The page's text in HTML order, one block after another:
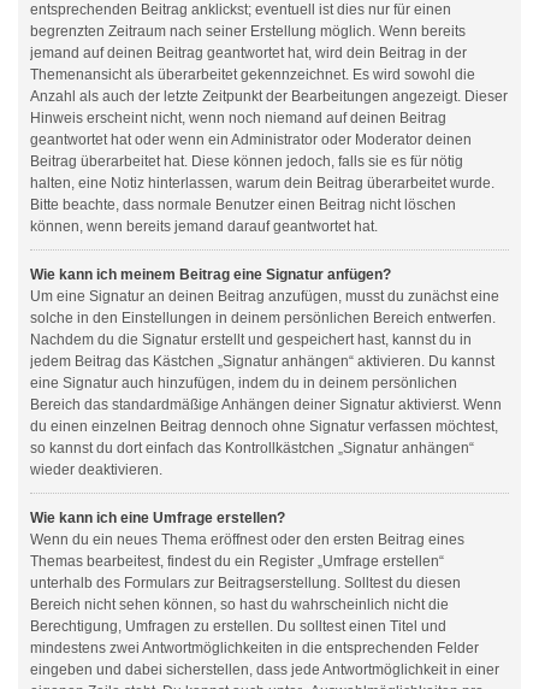
entsprechenden Beitrag anklickst; eventuell ist dies nur für einen
begrenzten Zeitraum nach seiner Erstellung möglich. Wenn bereits
jemand auf deinen Beitrag geantwortet hat, wird dein Beitrag in der
Themenansicht als überarbeitet gekennzeichnet. Es wird sowohl die
Anzahl als auch der letzte Zeitpunkt der Bearbeitungen angezeigt. Dieser
Hinweis erscheint nicht, wenn noch niemand auf deinen Beitrag
geantwortet hat oder wenn ein Administrator oder Moderator deinen
Beitrag überarbeitet hat. Diese können jedoch, falls sie es für nötig
halten, eine Notiz hinterlassen, warum dein Beitrag überarbeitet wurde.
Bitte beachte, dass normale Benutzer einen Beitrag nicht löschen
können, wenn bereits jemand darauf geantwortet hat.
Wie kann ich meinem Beitrag eine Signatur anfügen?
Um eine Signatur an deinen Beitrag anzufügen, musst du zunächst eine
solche in den Einstellungen in deinem persönlichen Bereich entwerfen.
Nachdem du die Signatur erstellt und gespeichert hast, kannst du in
jedem Beitrag das Kästchen „Signatur anhängen“ aktivieren. Du kannst
eine Signatur auch hinzufügen, indem du in deinem persönlichen
Bereich das standardmäßige Anhängen deiner Signatur aktivierst. Wenn
du einen einzelnen Beitrag dennoch ohne Signatur verfassen möchtest,
so kannst du dort einfach das Kontrollkästchen „Signatur anhängen“
wieder deaktivieren.
Wie kann ich eine Umfrage erstellen?
Wenn du ein neues Thema eröffnest oder den ersten Beitrag eines
Themas bearbeitest, findest du ein Register „Umfrage erstellen“
unterhalb des Formulars zur Beitragserstellung. Solltest du diesen
Bereich nicht sehen können, so hast du wahrscheinlich nicht die
Berechtigung, Umfragen zu erstellen. Du solltest einen Titel und
mindestens zwei Antwortmöglichkeiten in die entsprechenden Felder
eingeben und dabei sicherstellen, dass jede Antwortmöglichkeit in einer